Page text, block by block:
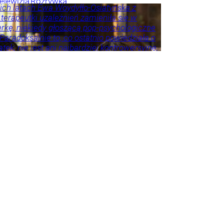
latach Ewa Woydyłło-Osiatyńska z
uzależnień zamieniła się w
niekiedy głoszącą pop-psychologiczne
to, co ostatnio powiedziała o
nie jest ani najbardziej kontrowersyjne,